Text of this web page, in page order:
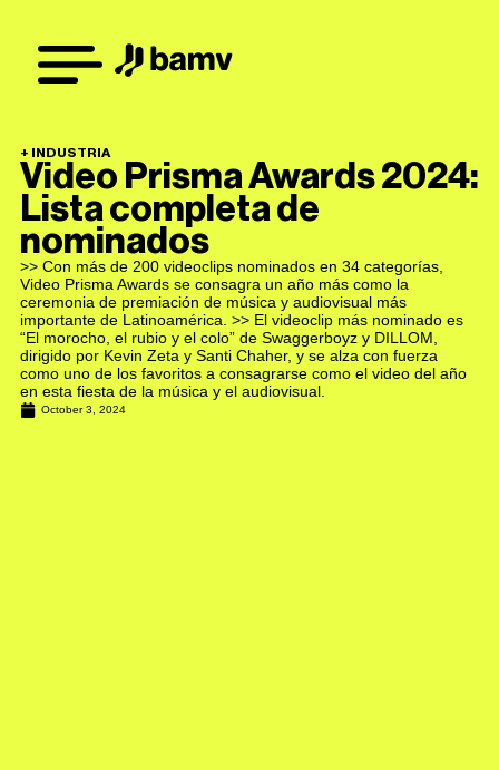
+ INDUSTRIA
Video Prisma Awards 2024:
Lista completa de
nominados
>> Con más de 200 videoclips nominados en 34 categorías,
Video Prisma Awards se consagra un año más como la
ceremonia de premiación de música y audiovisual más
importante de Latinoamérica. >> El videoclip más nominado es
“El morocho, el rubio y el colo” de Swaggerboyz y DILLOM,
dirigido por Kevin Zeta y Santi Chaher, y se alza con fuerza
como uno de los favoritos a consagrarse como el video del año
en esta fiesta de la música y el audiovisual.
October 3, 2024